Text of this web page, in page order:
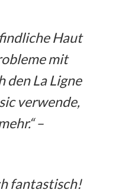
Haut
mit
den La Ligne
verwende,
–
fantastisch!